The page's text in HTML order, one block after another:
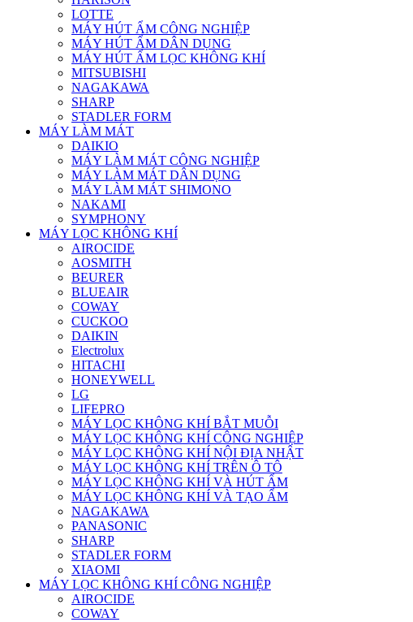
LOTTE
MÁY HÚT ẨM CÔNG NGHIỆP
MÁY HÚT ẨM DÂN DỤNG
MÁY HÚT ẨM LỌC KHÔNG KHÍ
MITSUBISHI
NAGAKAWA
SHARP
STADLER FORM
MÁY LÀM MÁT
DAIKIO
MÁY LÀM MÁT CÔNG NGHIỆP
MÁY LÀM MÁT DÂN DỤNG
MÁY LÀM MÁT SHIMONO
NAKAMI
SYMPHONY
MÁY LỌC KHÔNG KHÍ
AIROCIDE
AOSMITH
BEURER
BLUEAIR
COWAY
CUCKOO
DAIKIN
Electrolux
HITACHI
HONEYWELL
LG
LIFEPRO
MÁY LỌC KHÔNG KHÍ BẮT MUỖI
MÁY LỌC KHÔNG KHÍ CÔNG NGHIỆP
MÁY LỌC KHÔNG KHÍ NỘI ĐỊA NHẬT
MÁY LỌC KHÔNG KHÍ TRÊN Ô TÔ
MÁY LỌC KHÔNG KHÍ VÀ HÚT ẨM
MÁY LỌC KHÔNG KHÍ VÀ TẠO ẨM
NAGAKAWA
PANASONIC
SHARP
STADLER FORM
XIAOMI
MÁY LỌC KHÔNG KHÍ CÔNG NGHIỆP
AIROCIDE
COWAY